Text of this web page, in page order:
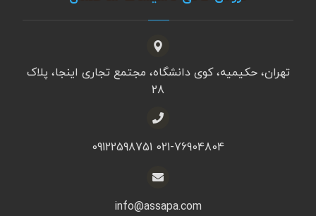
تهران، حکیمیه، کوی دانشگاه، مجتمع تجاری اینجا، پلاک
28
021-76904804 09122598751
info@assapa.com